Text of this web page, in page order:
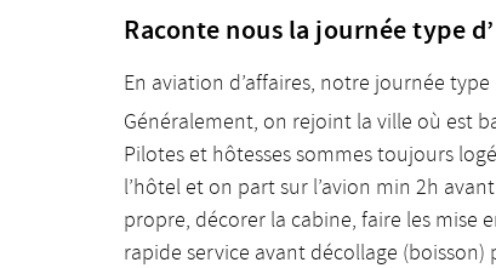
Raconte nous la journée type
En aviation d’affaires, notre journée
Généralement, on rejoint la ville où est
Pilotes et hôtesses sommes toujours
l’hôtel et on part sur l’avion min 2h
propre, décorer la cabine, faire les mise
rapide service avant décollage